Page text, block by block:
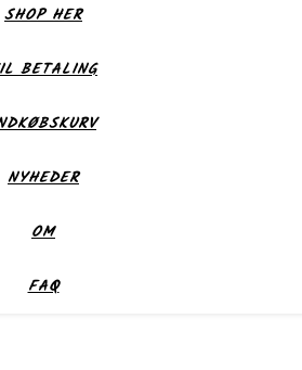
SHOP HER
BETALING
NYHEDER
OM
FAQ